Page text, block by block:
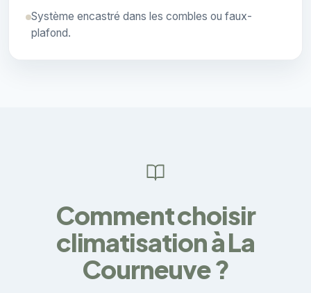
Système encastré dans les combles ou faux-
plafond.
Comment choisir
climatisation à La
Courneuve ?